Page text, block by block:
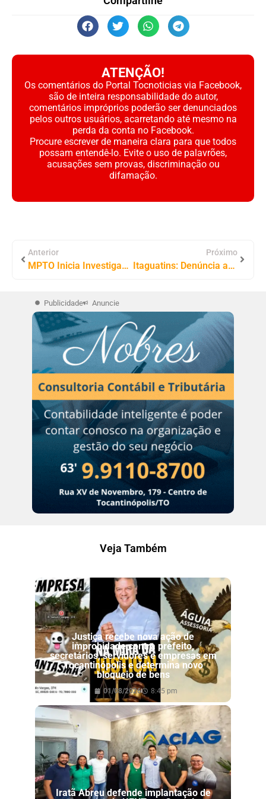
ATENÇÃO!
Os comentários do Portal Tocnoticias via Facebook,
são de inteira responsabilidade do autor,
comentários impróprios poderão ser denunciados
pelos outros usuários, acarretando até mesmo na
perda da conta no Facebook.
Procure escrever de maneira clara para que todos
possam entendê-lo. Evite o uso de palavrões,
acusações sem provas, discriminação ou
difamação.
Anterior
MPTO Inicia Investigação Contra o Vereador Carlos Alexandre por Acumulação de Cargos e Nepotismo em Lagoa da Confusão
Próximo
Itaguatins: Denúncia ao MPTO Aponta Improbidade Administrativa e Nepotismo na Secretaria de Saúde
Publicidade Anuncie
Veja Também
Justiça recebe nova ação de
improbidade contra prefeito,
secretários, servidores e empresas em
Tocantinópolis e determina novo
bloqueio de bens
01/08/2026 8:45 pm
Iratã Abreu defende implantação de